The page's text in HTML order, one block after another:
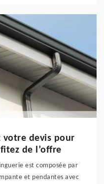
votre devis pour
de l’offre
est composée par
et pendantes avec